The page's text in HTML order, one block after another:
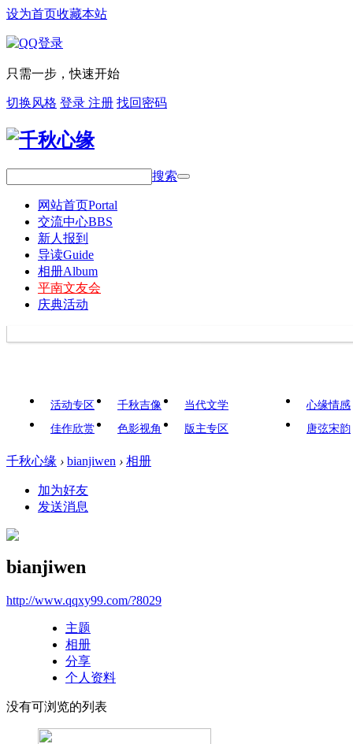
设为首页收藏本站
只需一步，快速开始
切换风格 登录 注册 找回密码
搜索
网站首页Portal
交流中心BBS
新人报到
导读Guide
相册Album
平南文友会
庆典活动
活动专区 千秋吉像
当代文学
佳作欣赏
色影视角 版主专区
心缘情感
唐弦宋韵
千秋心缘 › bianjiwen › 相册
加为好友
发送消息
bianjiwen
http://www.qqxy99.com/?8029
主题
相册
分享
个人资料
没有可浏览的列表